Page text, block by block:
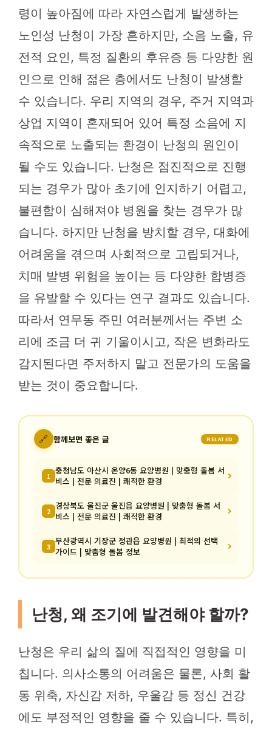
령이 높아짐에 따라 자연스럽게 발생하는
노인성 난청이 가장 흔하지만, 소음 노출, 유
전적 요인, 특정 질환의 후유증 등 다양한 원
인으로 인해 젊은 층에서도 난청이 발생할
수 있습니다. 우리 지역의 경우, 주거 지역과
상업 지역이 혼재되어 있어 특정 소음에 지
속적으로 노출되는 환경이 난청의 원인이
될 수도 있습니다. 난청은 점진적으로 진행
되는 경우가 많아 초기에 인지하기 어렵고,
불편함이 심해져야 병원을 찾는 경우가 많
습니다. 하지만 난청을 방치할 경우, 대화에
어려움을 겪으며 사회적으로 고립되거나,
치매 발병 위험을 높이는 등 다양한 합병증
을 유발할 수 있다는 연구 결과도 있습니다.
따라서 연무동 주민 여러분께서는 주변 소
리에 조금 더 귀 기울이시고, 작은 변화라도
감지된다면 주저하지 말고 전문가의 도움을
받는 것이 중요합니다.
🔗 함께보면 좋은 글 RELATED
1 충청남도 아산시 온양6동 요양병원 | 맞춤형 돌봄 서
비스 | 전문 의료진 | 쾌적한 환경
2 경상북도 울진군 울진읍 요양병원 | 맞춤형 돌봄 서
비스 | 전문 의료진 | 쾌적한 환경
3 부산광역시 기장군 정관읍 요양병원 | 최적의 선택
가이드 | 맞춤형 돌봄 정보
난청, 왜 조기에 발견해야 할까?
난청은 우리 삶의 질에 직접적인 영향을 미
칩니다. 의사소통의 어려움은 물론, 사회 활
동 위축, 자신감 저하, 우울감 등 정신 건강
에도 부정적인 영향을 줄 수 있습니다. 특히,